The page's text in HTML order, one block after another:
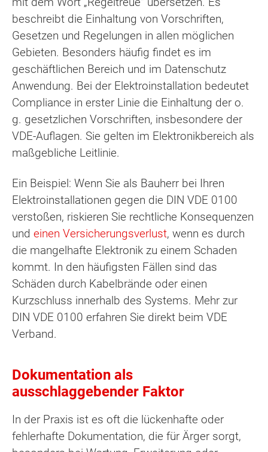
beschreibt die Einhaltung von Vorschriften,
Gesetzen und Regelungen in allen möglichen
Gebieten. Besonders häufig findet es im
geschäftlichen Bereich und im Datenschutz
Anwendung. Bei der Elektroinstallation bedeutet
Compliance in erster Linie die Einhaltung der o.
g. gesetzlichen Vorschriften, insbesondere der
VDE-Auflagen. Sie gelten im Elektronikbereich als
maßgebliche Leitlinie.
Ein Beispiel: Wenn Sie als Bauherr bei Ihren
Elektroinstallationen gegen die DIN VDE 0100
verstoßen, riskieren Sie rechtliche Konsequenzen
und einen Versicherungsverlust, wenn es durch
die mangelhafte Elektronik zu einem Schaden
kommt. In den häufigsten Fällen sind das
Schäden durch Kabelbrände oder einen
Kurzschluss innerhalb des Systems. Mehr zur
DIN VDE 0100 erfahren Sie direkt beim VDE
Verband.
Dokumentation als
ausschlaggebender Faktor
In der Praxis ist es oft die lückenhafte oder
fehlerhafte Dokumentation, die für Ärger sorgt,